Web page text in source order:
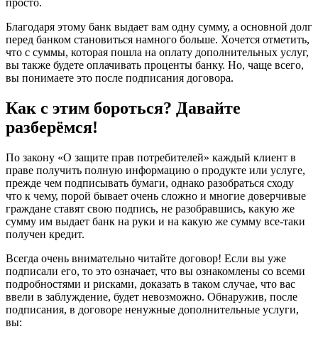
Благодаря этому банк выдает вам одну сумму, а основной долг
перед банком становиться намного больше. Хочется отметить,
что с суммы, которая пошла на оплату дополнительных услуг,
вы также будете оплачивать проценты банку. Но, чаще всего,
вы понимаете это после подписания договора.
Как с этим бороться? Давайте
разберёмся!
По закону «О защите прав потребителей» каждый клиент в
праве получить полную информацию о продукте или услуге,
прежде чем подписывать бумаги, однако разобраться сходу
что к чему, порой бывает очень сложно и многие доверчивые
граждане ставят свою подпись, не разобравшись, какую же
сумму им выдает банк на руки и на какую же сумму все-таки
получен кредит.
Всегда очень внимательно читайте договор! Если вы уже
подписали его, то это означает, что вы ознакомлены со всеми
подробностями и рисками, доказать в таком случае, что вас
ввели в заблуждение, будет невозможно. Обнаружив, после
подписания, в договоре ненужные дополнительные услуги,
вы: